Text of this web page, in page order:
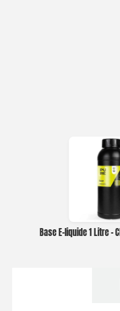
Base E-liquide 1 Litre